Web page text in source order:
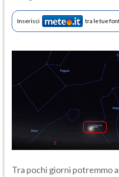
Inserisci tra le tue
Tra pochi giorni potremmo